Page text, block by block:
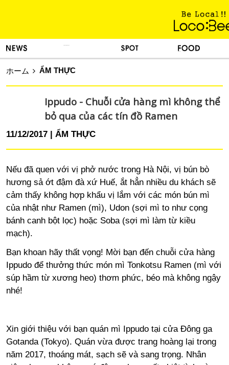
ホーム ẨM THỰC
Ippudo - Chuỗi cửa hàng mì không thể
bỏ qua của các tín đồ Ramen
11/12/2017 ẨM THỰC
Nếu đã quen với vị phở nước trong Hà Nội, vị bún bò
hương sả ớt đậm đà xứ Huế, ắt hẳn nhiều du khách sẽ
cảm thấy không hợp khẩu vị lắm với các món bún mì
của nhật như Ramen (mì), Udon (sợi mì to như cọng
bánh canh bột lọc) hoặc Soba (sợi mì làm từ kiều
mạch).
Bạn khoan hãy thất vọng! Mời bạn đến chuỗi cửa hàng
Ippudo để thưởng thức món mì Tonkotsu Ramen (mì với
súp hầm từ xương heo) thơm phức, béo mà không ngậy
nhé!
Xin giới thiệu với bạn quán mì Ippudo tại cửa Đông ga
Gotanda (Tokyo). Quán vừa được trang hoàng lại trong
năm 2017, thoáng mát, sạch sẽ và sang trọng. Nhân